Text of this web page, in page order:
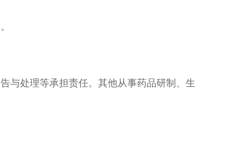
处理等承担责任。其他从事药品研制、生